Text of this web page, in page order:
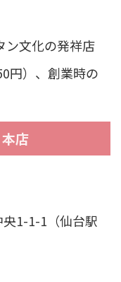
ン文化の発祥店
円）、創業時の
店
央1-1-1（仙台駅